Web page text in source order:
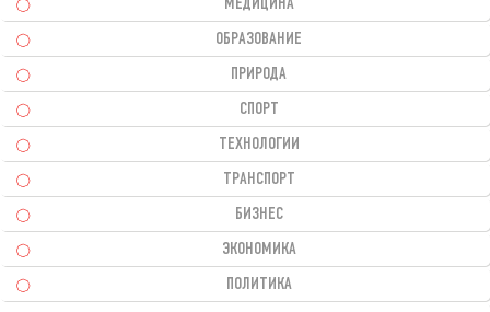
МЕДИЦИНА
ОБРАЗОВАНИЕ
ПРИРОДА
СПОРТ
ТЕХНОЛОГИИ
ТРАНСПОРТ
БИЗНЕС
ЭКОНОМИКА
ПОЛИТИКА